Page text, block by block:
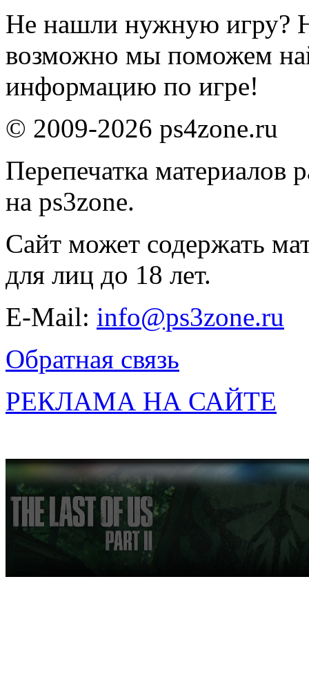
Не нашли нужную игру?
возможно мы поможем
информацию по игре!
© 2009-2026 ps4zone.ru
Перепечатка материалов
на ps3zone.
Сайт может содержать
для лиц до 18 лет.
E-Mail: info@ps3zone.ru
Обратная связь
РЕКЛАМА НА САЙТЕ